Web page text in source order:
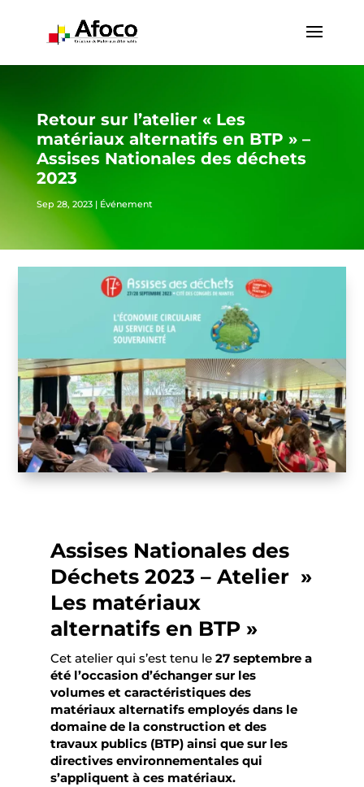
Retour sur l’atelier « Les
matériaux alternatifs en BTP » –
Assises Nationales des déchets
2023
Sep 28, 2023| Événement
Assises Nationales des
Déchets 2023 – Atelier »
Les matériaux
alternatifs en BTP »
Cet atelier qui s’est tenu le27 septembre a
été l’occasion d’échanger sur les
volumes et caractéristiques des
matériaux alternatifs employés dans le
domaine de la construction et des
travaux publics (BTP) ainsi que sur les
directives environnementales qui
s’appliquent à ces matériaux.